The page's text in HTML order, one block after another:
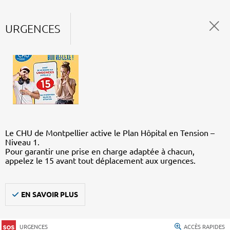
URGENCES
Le CHU de Montpellier active le Plan Hôpital en Tension –
Niveau 1.
Pour garantir une prise en charge adaptée à chacun,
appelez le 15 avant tout déplacement aux urgences.
EN SAVOIR PLUS
URGENCES ACCÈS RAPIDES